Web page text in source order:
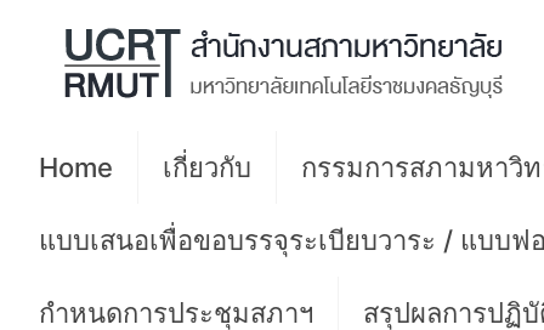
Home เกี่ยวกับ กรรมการสภามหาวิ
แบบเสนอเพื่อขอบรรจุระเบียบวาระ / แบบ
กำหนดการประชุมสภาฯ สรุปผลการปฏิ